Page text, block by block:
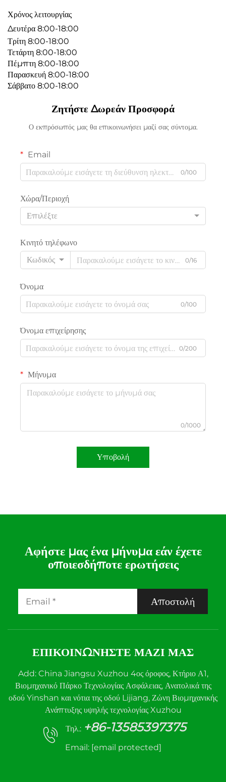
Χρόνος λειτουργίας
Δευτέρα 8:00-18:00
Τρίτη 8:00-18:00
Τετάρτη 8:00-18:00
Πέμπτη 8:00-18:00
Παρασκευή 8:00-18:00
Σάββατο 8:00-18:00
Ζητήστε Δωρεάν Προσφορά
Ο εκπρόσωπός μας θα επικοινωνήσει μαζί σας σύντομα.
Email
0/100
Χώρα/Περιοχή
Επιλέξτε
Κινητό τηλέφωνο
Κωδικός
0/16
Όνομα
0/100
Όνομα επιχείρησης
0/200
Μήνυμα
0/1000
Υποβολή
Αφήστε μας ένα μήνυμα εάν έχετε
οποιεσδήποτε ερωτήσεις
Αποστολή
ΕΠΙΚΟΙΝΩΝΉΣΤΕ ΜΑΖΊ ΜΑΣ
Add: China Jiangsu Xuzhou 4ος όροφος, Κτήριο Α1,
Βιομηχανικό Πάρκο Τεχνολογίας Ασφάλειας, Ανατολικά της
οδού Yinshan και νότια της οδού Lijiang, Ζώνη Βιομηχανικής
Ανάπτυξης υψηλής τεχνολογίας Xuzhou
Τηλ.: +86-13585397375
Email: [email protected]